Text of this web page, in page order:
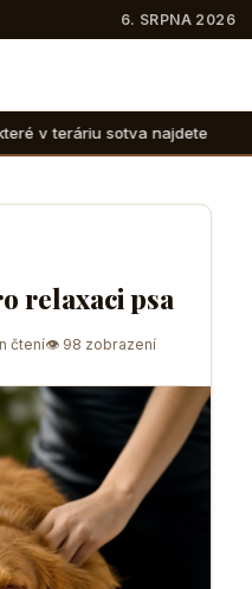
6. SRPNA 2026
relaxaci psa
čtení👁 98 zobrazení